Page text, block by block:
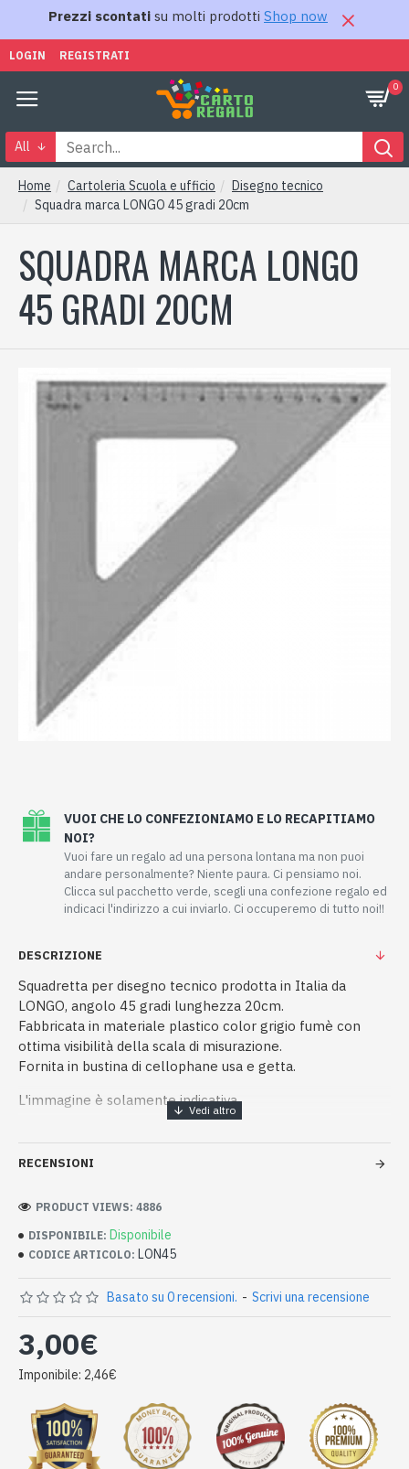
Prezzi scontati su molti prodotti Shop now
LOGIN REGISTRATI
0
All
Home Cartoleria Scuola e ufficio
Disegno tecnico
Squadra marca LONGO 45 gradi 20cm
SQUADRA MARCA LONGO
45 GRADI 20CM
VUOI CHE LO CONFEZIONIAMO E LO RECAPITIAMO
NOI?
Vuoi fare un regalo ad una persona lontana ma non puoi
andare personalmente? Niente paura. Ci pensiamo noi.
Clicca sul pacchetto verde, scegli una confezione regalo ed
indicaci l'indirizzo a cui inviarlo. Ci occuperemo di tutto noi!!
DESCRIZIONE
Squadretta per disegno tecnico prodotta in Italia da
LONGO, angolo 45 gradi lunghezza 20cm.
Fabbricata in materiale plastico color grigio fumè con
ottima visibilità della scala di misurazione.
Fornita in bustina di cellophane usa e getta.
L'immagine è solamente indicativa
RECENSIONI
DISPONIBILE: Disponibile
CODICE ARTICOLO: LON45
PRODUCT VIEWS: 4886
Basato su 0 recensioni. - Scrivi una recensione
3,00€
Imponibile: 2,46€